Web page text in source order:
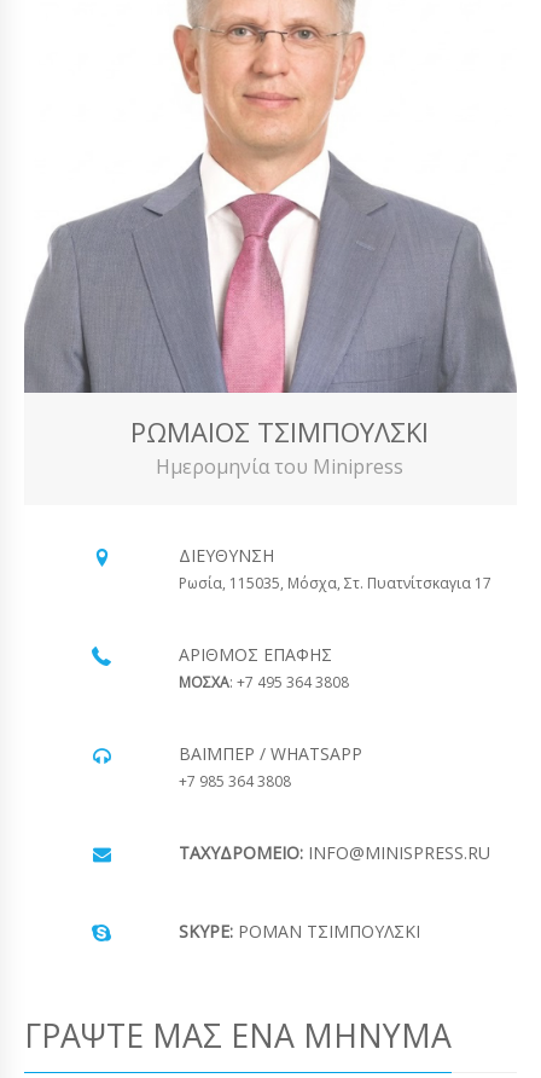
ΡΩΜΑΊΟΣ ΤΣΙΜΠΟΎΛΣΚΙ
Ημερομηνία του Minipress
ΔΙΕΎΘΥΝΣΗ
Ρωσία, 115035, Μόσχα, Στ. Πυατνίτσκαγια 17
ΑΡΙΘΜΌΣ ΕΠΑΦΉΣ
ΜΟΣΧΑ: +7 495 364 3808
ΒΆΙΜΠΕΡ / WHATSAPP
+7 985 364 3808
ΤΑΧΥΔΡΟΜΕΊΟ: INFO@MINISPRESS.RU
SKYPE: ΡΟΜΆΝ ΤΣΙΜΠΟΎΛΣΚΙ
ΓΡΆΨΤΕ ΜΑΣ ΈΝΑ ΜΉΝΥΜΑ